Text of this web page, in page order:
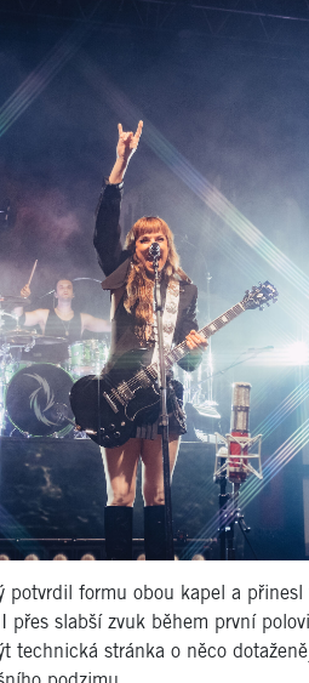
potvrdil formu obou kapel a
přes slabší zvuk během první
technická stránka o něco